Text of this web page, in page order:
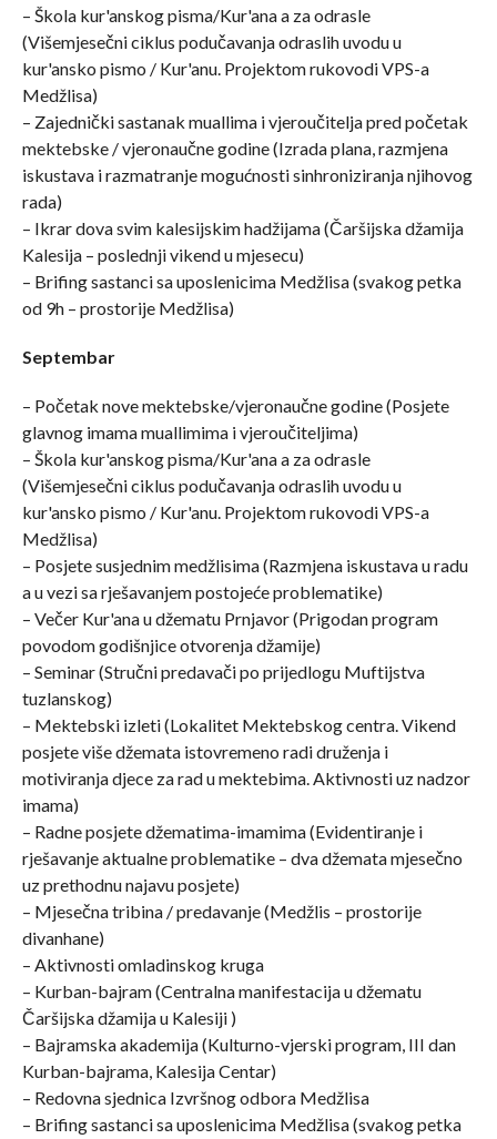
– Škola kur'anskog pisma/Kur'ana a za odrasle
(Višemjesečni ciklus podučavanja odraslih uvodu u
kur'ansko pismo / Kur'anu. Projektom rukovodi VPS-a
Medžlisa)
– Zajednički sastanak muallima i vjeroučitelja pred početak
mektebske / vjeronaučne godine (Izrada plana, razmjena
iskustava i razmatranje mogućnosti sinhroniziranja njihovog
rada)
– Ikrar dova svim kalesijskim hadžijama (Čaršijska džamija
Kalesija – poslednji vikend u mjesecu)
– Brifing sastanci sa uposlenicima Medžlisa (svakog petka
od 9h – prostorije Medžlisa)
Septembar
– Početak nove mektebske/vjeronaučne godine (Posjete
glavnog imama muallimima i vjeroučiteljima)
– Škola kur'anskog pisma/Kur'ana a za odrasle
(Višemjesečni ciklus podučavanja odraslih uvodu u
kur'ansko pismo / Kur'anu. Projektom rukovodi VPS-a
Medžlisa)
– Posjete susjednim medžlisima (Razmjena iskustava u radu
a u vezi sa rješavanjem postojeće problematike)
– Večer Kur'ana u džematu Prnjavor (Prigodan program
povodom godišnjice otvorenja džamije)
– Seminar (Stručni predavači po prijedlogu Muftijstva
tuzlanskog)
– Mektebski izleti (Lokalitet Mektebskog centra. Vikend
posjete više džemata istovremeno radi druženja i
motiviranja djece za rad u mektebima. Aktivnosti uz nadzor
imama)
– Radne posjete džematima-imamima (Evidentiranje i
rješavanje aktualne problematike – dva džemata mjesečno
uz prethodnu najavu posjete)
– Mjesečna tribina / predavanje (Medžlis – prostorije
divanhane)
– Aktivnosti omladinskog kruga
– Kurban-bajram (Centralna manifestacija u džematu
Čaršijska džamija u Kalesiji )
– Bajramska akademija (Kulturno-vjerski program, III dan
Kurban-bajrama, Kalesija Centar)
– Redovna sjednica Izvršnog odbora Medžlisa
– Brifing sastanci sa uposlenicima Medžlisa (svakog petka